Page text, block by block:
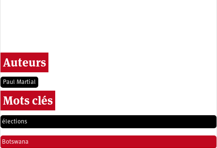
Auteurs
Paul Martial
Mots clés
élections
Botswana